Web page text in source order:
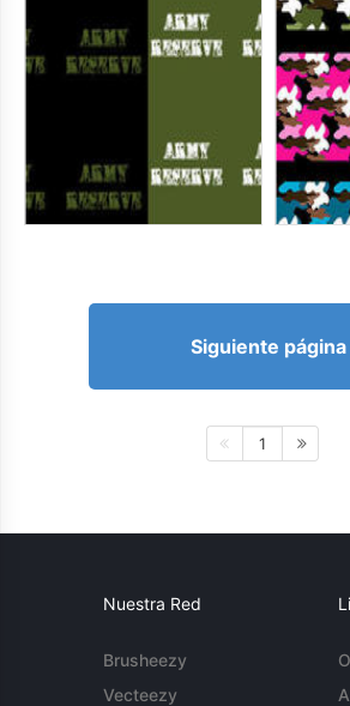
Siguiente página
1
Nuestra Red
Brusheezy
Vecteezy